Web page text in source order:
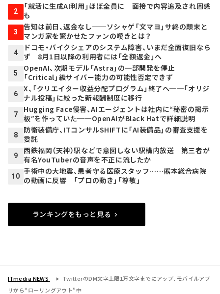
2
「就活に生成AI利用」ほぼ全員に 面接で内容追及され困惑
も
3
告知は前日、返金なし──ソシャゲ「文マヨ」サ終の顛末と
マンガ家を驚かせたファンの嘆きとは？
4
ドコモ・バイクシェアのシステム障害、いまだ全面復旧なら
ず 8月1日以降の利用者には「全額返金」へ
5
OpenAI、次期モデル「Astra」の一部開発を停止
「Critical」級サイバー能力の可能性否定できず
6
X、「クリエイター収益分配プログラム」終了へ──「オリジ
ナル投稿」に絞った新報酬制度に移行
7
Hugging Face侵害、AIエージェントは社内に“秘密の掲示
板”を作っていた──OpenAIがBlack Hatで詳細説明
8
防衛装備庁、ITコンサルSHIFTに「AI装備品」の審査支援を
委託
9
西鉄福岡（天神）駅などで意図しない駅構内放送 第三者が
有名YouTuberの音声を不正に流したか
10
手術中の大地震、患者守る医療スタッフ……熊本総合病院
の動画に反響 「プロの動き」「尊敬」
ランキングをもっと見る
ITmedia NEWS
TwitterのDM文字上限1万文字までにアップ、モバイルアプ
リから“ローリングアウト”中